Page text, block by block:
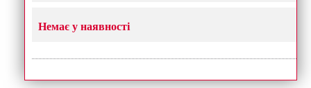
Немає у наявності